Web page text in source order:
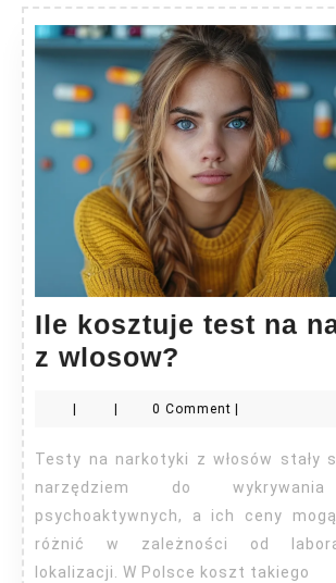
Ile kosztuje test na
z wlosow?
test
na
narkotyki
z
wlosow?
0 Comment
Testy na narkotyki z włosów stały się popularnym
narzędziem do
psychoaktywnych, a ich ceny
różnić w zależności od
lokalizacji. W Polsce koszt takiego